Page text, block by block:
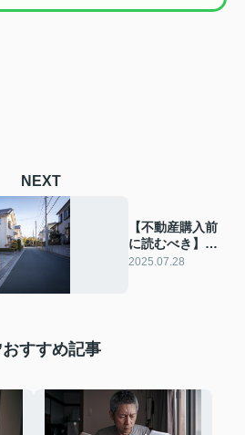
NEXT
【不動産購入前
に読むべき】伊
丹市のおすすめ
2025.07.28
すすめ記事